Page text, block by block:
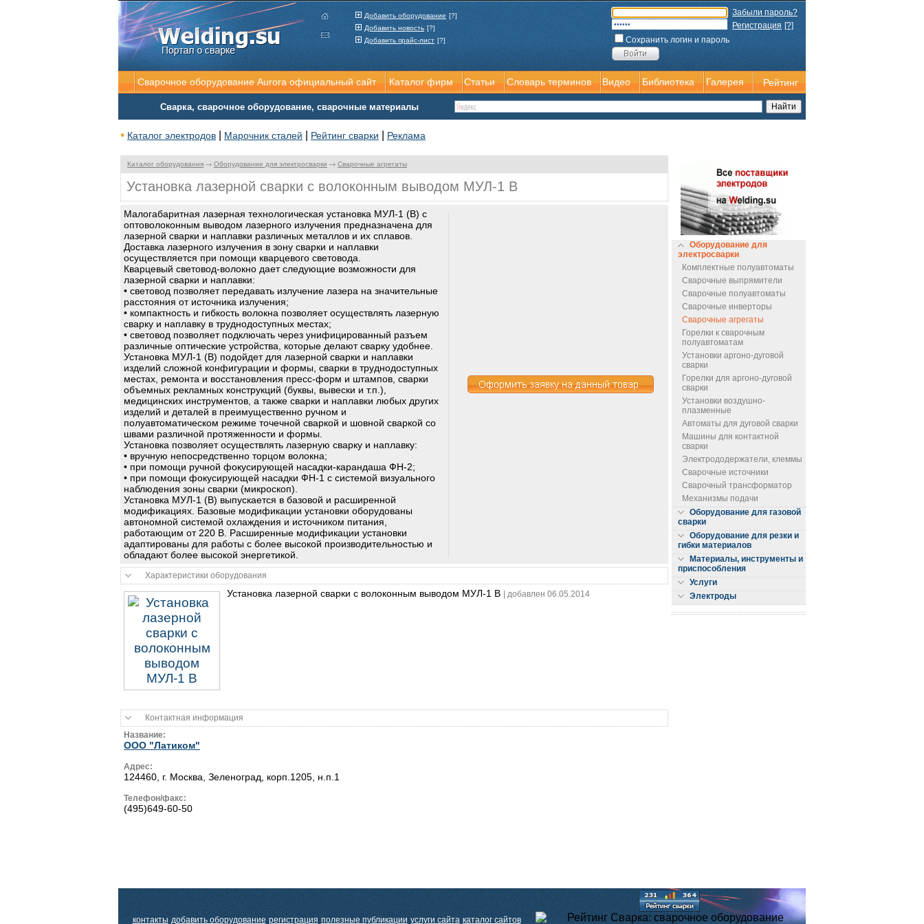
Каталог оборудования Оборудование для электросварки Сварочные агрегаты
Установка лазерной сварки с волоконным выводом МУЛ-1 В
Малогабаритная лазерная технологическая установка МУЛ-1 (В) с
оптоволоконным выводом лазерного излучения предназначена для
лазерной сварки и наплавки различных металлов и их сплавов.
Доставка лазерного излучения в зону сварки и наплавки
осуществляется при помощи кварцевого световода.
Кварцевый световод-волокно дает следующие возможности для
лазерной сварки и наплавки:
• световод позволяет передавать излучение лазера на значительные
расстояния от источника излучения;
• компактность и гибкость волокна позволяет осуществлять лазерную
сварку и наплавку в труднодоступных местах;
• световод позволяет подключать через унифицированный разъем
различные оптические устройства, которые делают сварку удобнее.
Установка МУЛ-1 (В) подойдет для лазерной сварки и наплавки
изделий сложной конфигурации и формы, сварки в труднодоступных
местах, ремонта и восстановления пресс-форм и штампов, сварки
объемных рекламных конструкций (буквы, вывески и т.п.),
медицинских инструментов, а также сварки и наплавки любых других
изделий и деталей в преимущественно ручном и
полуавтоматическом режиме точечной сваркой и шовной сваркой со
швами различной протяженности и формы.
Установка позволяет осуществлять лазерную сварку и наплавку:
• вручную непосредственно торцом волокна;
• при помощи ручной фокусирующей насадки-карандаша ФН-2;
• при помощи фокусирующей насадки ФН-1 с системой визуального
наблюдения зоны сварки (микроскоп).
Установка МУЛ-1 (В) выпускается в базовой и расширенной
модификациях. Базовые модификации установки оборудованы
автономной системой охлаждения и источником питания,
работающим от 220 В. Расширенные модификации установки
адаптированы для работы с более высокой производительностью и
обладают более высокой энергетикой.
Характеристики оборудования
Установка лазерной сварки с волоконным выводом МУЛ-1 В | добавлен 06.05.2014
Контактная информация
Название:
ООО "Латиком"
Адрес:
124460, г. Москва, Зеленоград, корп.1205, н.п.1
Телефон/факс:
(495)649-60-50
Оборудование для
электросварки
Комплектные полуавтоматы
Сварочные выпрямители
Сварочные полуавтоматы
Сварочные инверторы
Сварочные агрегаты
Горелки к сварочным
полуавтоматам
Установки аргоно-дуговой
сварки
Горелки для аргоно-дуговой
сварки
Установки воздушно-
плазменные
Автоматы для дуговой сварки
Машины для контактной
сварки
Электрододержатели, клеммы
Сварочные источники
Сварочный трансформатор
Механизмы подачи
Оборудование для газовой
сварки
Оборудование для резки и
гибки материалов
Материалы, инструменты и
приспособления
Услуги
Электроды
контакты добавить оборудование регистрация полезные публикации услуги сайта каталог сайтов
Сварочное оборудование Aurora официальный сайт Каталог фирм Статьи Словарь терминов Видео Библиотека Галерея Рейтинг
Сварка, сварочное оборудование, сварочные материалы
• Каталог электродов Марочник сталей Рейтинг сварки Реклама
Добавить оборудование [?]
Добавить новость [?]
Добавить прайс-лист [?]
Забыли пароль?
Регистрация [?]
Сохранить логин и пароль